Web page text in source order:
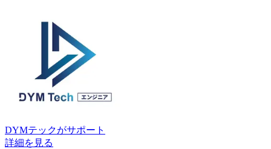
DYMテックがサポート
詳細を見る